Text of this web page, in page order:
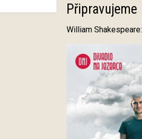
Připravujeme
William Shakespeare: